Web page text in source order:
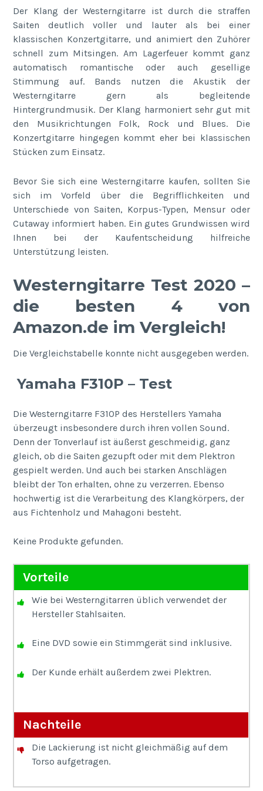
Der Klang der Westerngitarre ist durch die straffen
Saiten deutlich voller und lauter als bei einer
klassischen Konzertgitarre, und animiert den Zuhörer
schnell zum Mitsingen. Am Lagerfeuer kommt ganz
automatisch romantische oder auch gesellige
Stimmung auf. Bands nutzen die Akustik der
Westerngitarre gern als begleitende
Hintergrundmusik. Der Klang harmoniert sehr gut mit
den Musikrichtungen Folk, Rock und Blues. Die
Konzertgitarre hingegen kommt eher bei klassischen
Stücken zum Einsatz.
Bevor Sie sich eine Westerngitarre kaufen, sollten Sie
sich im Vorfeld über die Begrifflichkeiten und
Unterschiede von Saiten, Korpus-Typen, Mensur oder
Cutaway informiert haben. Ein gutes Grundwissen wird
Ihnen bei der Kaufentscheidung hilfreiche
Unterstützung leisten.
Westerngitarre Test 2020 –
die besten 4 von
Amazon.de im Vergleich!
Die Vergleichstabelle konnte nicht ausgegeben werden.
Yamaha F310P – Test
Die Westerngitarre F310P des Herstellers Yamaha
überzeugt insbesondere durch ihren vollen Sound.
Denn der Tonverlauf ist äußerst geschmeidig, ganz
gleich, ob die Saiten gezupft oder mit dem Plektron
gespielt werden. Und auch bei starken Anschlägen
bleibt der Ton erhalten, ohne zu verzerren. Ebenso
hochwertig ist die Verarbeitung des Klangkörpers, der
aus Fichtenholz und Mahagoni besteht.
Keine Produkte gefunden.
Vorteile
Wie bei Westerngitarren üblich verwendet der
Hersteller Stahlsaiten.
Eine DVD sowie ein Stimmgerät sind inklusive.
Der Kunde erhält außerdem zwei Plektren.
Nachteile
Die Lackierung ist nicht gleichmäßig auf dem
Torso aufgetragen.